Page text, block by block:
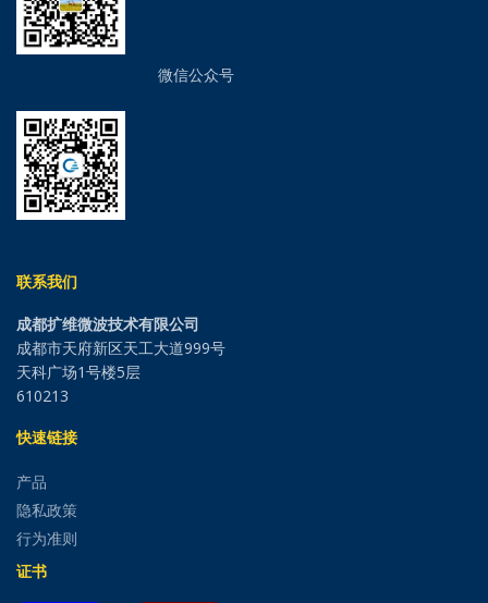
微信公众号
联系我们
成都扩维微波技术有限公司
成都市天府新区天工大道999号
天科广场1号楼5层
610213
快速链接
产品
隐私政策
行为准则
证书